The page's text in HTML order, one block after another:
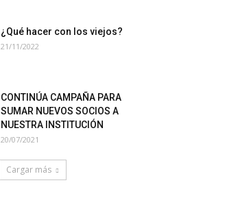
¿Qué hacer con los viejos?
21/11/2022
CONTINÚA CAMPAÑA PARA
SUMAR NUEVOS SOCIOS A
NUESTRA INSTITUCIÓN
20/07/2021
Cargar más